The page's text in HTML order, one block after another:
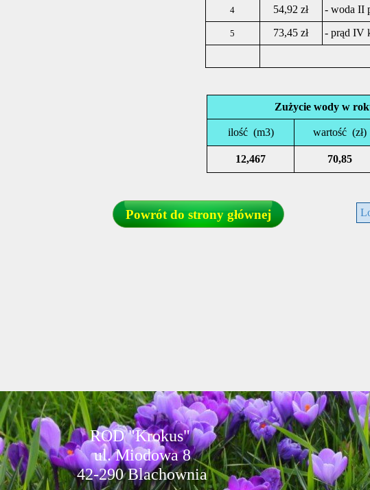
4 54,92 zł - woda II
5 73,45 zł - prąd IV
Zużycie wody w
ilość (m3) wartość (zł)
12,467 70,85
Powrót do strony głównej
ROD "Krokus"
ul. Miodowa 8
42-290 Blachownia